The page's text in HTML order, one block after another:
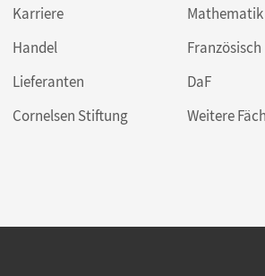
Karriere
Handel
Lieferanten
Cornelsen Stiftung
Mathematik
Französisch
DaF
Weitere